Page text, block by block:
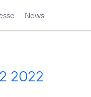
News
2022